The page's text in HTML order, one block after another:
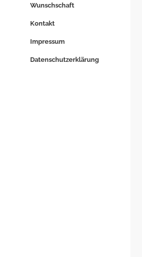
Wunschschaft
Kontakt
Impressum
Datenschutzerklärung